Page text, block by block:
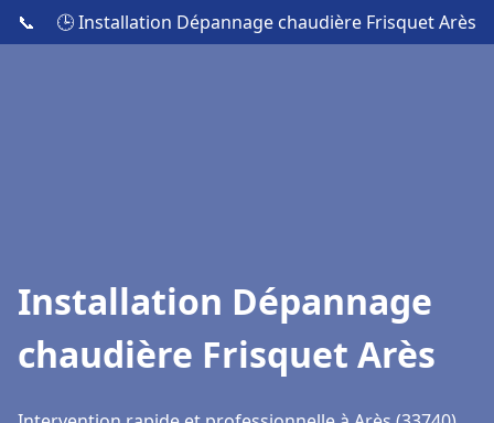
📞 🕒 Installation Dépannage chaudière Frisquet Arès
Installation Dépannage
chaudière Frisquet Arès